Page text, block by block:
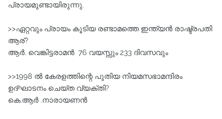
പ്രായമുണ്ടായിരുന്നു.
>>ഏറ്റവും പ്രായം കൂടിയ രണ്ടാമത്തെ ഇന്ത്യന്‍ രാഷ്ട്രപതി
ആര്?
ആര്‍. വെങ്കിട്ടരാമന്‍ 76 വയസ്സും 233 ദിവസവും
>>1998 ല്‍ കേരളത്തിന്റെ പുതിയ നിയമസഭാമന്ദിരം
ഉദ്ഘാടനം ചെയ്ത വ്യക്തി?
കെ.ആർ .നാരായണൻ